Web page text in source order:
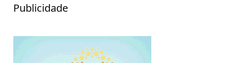
Publicidade